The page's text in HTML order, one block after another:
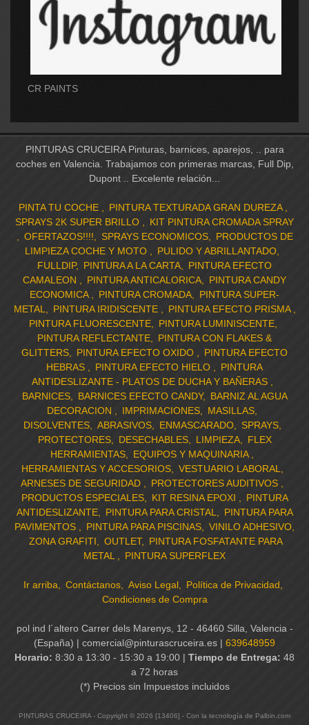
CR PAINTS
PINTURAS CRUCEIRA Pinturas, barnices, aparejos, .. para
coches en Valencia. Trabajamos con primeras marcas, Full Dip,
Dupont .. Excelente relación...
PINTA TU COCHE
PINTURA TEXTURADA GRAN DUREZA
SPRAYS 2K SUPER BRILLO
KIT PINTURA CROMADA SPRAY
OFERTAZOS!!!!
SPRAYS ECONOMICOS
PRODUCTOS DE
LIMPIEZA COCHE Y MOTO
PULIDO Y ABRILLANTADO
FULLDIP
PINTURA A LA CARTA
PINTURA EFECTO
CAMALEON
PINTURA ANTICALORICA
PINTURA CANDY
ECONOMICA
PINTURA CROMADA
PINTURA SUPER-
METAL
PINTURA IRIDISCENTE
PINTURA EFECTO PRISMA
PINTURA FLUORESCENTE
PINTURA LUMINISCENTE
PINTURA REFLECTANTE
PINTURA CON FLAKES &
GLITTERS
PINTURA EFECTO OXIDO
PINTURA EFECTO
HEBRAS
PINTURA EFECTO HIELO
PINTURA
ANTIDESLIZANTE - PLATOS DE DUCHA Y BAÑERAS
BARNICES
BARNICES EFECTO CANDY
BARNIZ AL AGUA
DECORACION
IMPRIMACIONES
MASILLAS
DISOLVENTES
ABRASIVOS ENMASCARADO
SPRAYS
PROTECTORES
DESECHABLES LIMPIEZA
FLEX
HERRAMIENTAS
EQUIPOS Y MAQUINARIA
HERRAMIENTAS Y ACCESORIOS
VESTUARIO LABORAL
ARNESES DE SEGURIDAD
PROTECTORES AUDITIVOS
PRODUCTOS ESPECIALES
KIT RESINA EPOXI
PINTURA
ANTIDESLIZANTE
PINTURA PARA CRISTAL
PINTURA PARA
PAVIMENTOS
PINTURA PARA PISCINAS
VINILO ADHESIVO
ZONA GRAFITI
OUTLET
PINTURA FOSFATANTE PARA
METAL
PINTURA SUPERFLEX
Ir arriba Contáctanos Aviso Legal
Política de Privacidad
Condiciones de Compra
pol ind l´altero Carrer dels Marenys, 12 - 46460 Silla, Valencia -
(España) | comercial@pinturascruceira.es | 639648959
Horario: 8:30 a 13:30 - 15:30 a 19:00 | Tiempo de Entrega: 48
a 72 horas
(*) Precios sin Impuestos incluidos
PINTURAS CRUCEIRA- Copyright © 2026 [13406] - Con la tecnología de Palbin.com